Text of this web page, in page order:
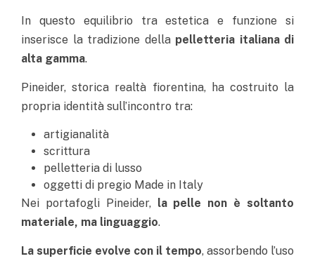
In questo equilibrio tra estetica e funzione si
inserisce la tradizione dellapelletteria italiana di
alta gamma.
Pineider, storica realtà fiorentina, ha costruito la
propria identità sull’incontro tra:
artigianalità
scrittura
pelletteria di lusso
oggetti di pregio Made in Italy
Nei portafogli Pineider, la pelle non è soltanto
materiale, ma linguaggio.
La superficie evolve con il tempo, assorbendo l’uso